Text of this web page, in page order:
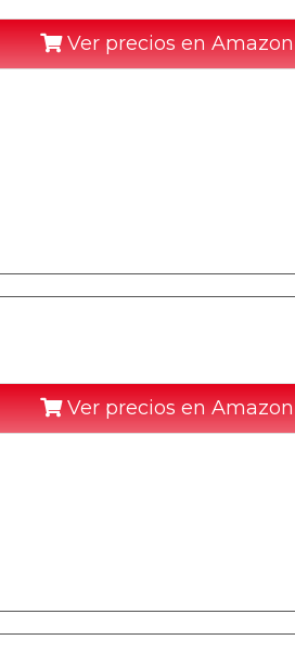
Ver precios en Amazon
Ver precios en Amazon